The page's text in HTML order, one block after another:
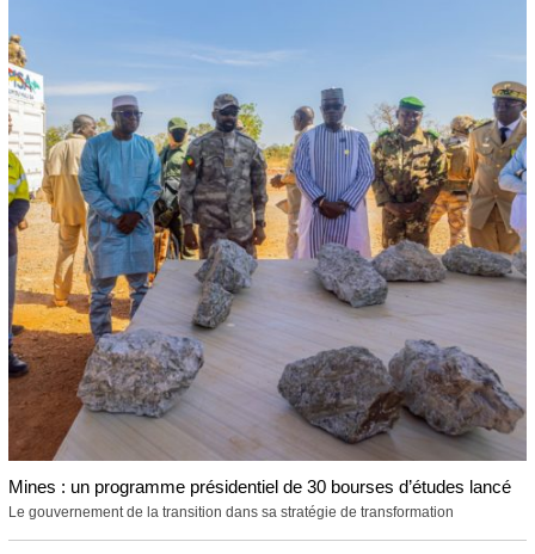
Mines : un programme présidentiel de 30 bourses d’études lancé
Le gouvernement de la transition dans sa stratégie de transformation